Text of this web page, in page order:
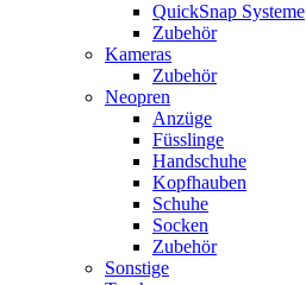
QuickSnap Systeme
Zubehör
Kameras
Zubehör
Neopren
Anzüge
Füsslinge
Handschuhe
Kopfhauben
Schuhe
Socken
Zubehör
Sonstige